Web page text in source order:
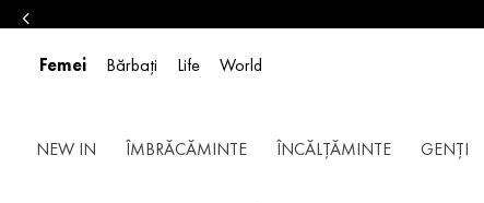
Femei Bărbați Life World
NEW IN ÎMBRĂCĂMINTE ÎNCĂLȚĂMINTE GENȚI